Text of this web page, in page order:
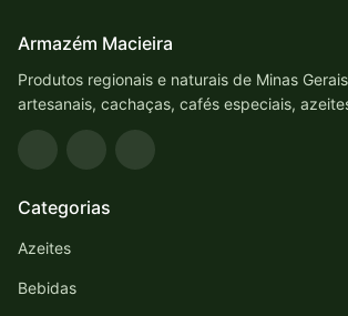
Armazém Macieira
Produtos regionais e naturais de Minas
artesanais, cachaças, cafés especiais,
Categorias
Azeites
Bebidas